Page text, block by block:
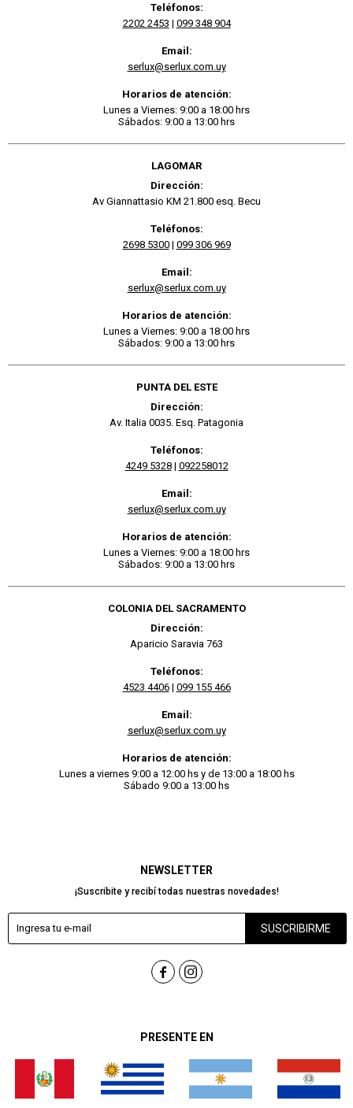
PRESENTE EN
NEWSLETTER
¡Suscribite y recibí todas nuestras novedades!
SUSCRIBIRME
 
Teléfonos:
2202 2453 | 099 348 904
Email:
serlux@serlux.com.uy
Horarios de atención:
Lunes a Viernes: 9:00 a 18:00 hrs
Sábados: 9:00 a 13:00 hrs
LAGOMAR
Dirección:
Av Giannattasio KM 21.800 esq. Becu
Teléfonos:
2698 5300| 099 306 969
Email:
serlux@serlux.com.uy
Horarios de atención:
Lunes a Viernes: 9:00 a 18:00 hrs
Sábados: 9:00 a 13:00 hrs
PUNTA DEL ESTE
Dirección:
Av. Italia 0035. Esq. Patagonia
Teléfonos:
4249 5328| 092258012
Email:
serlux@serlux.com.uy
Horarios de atención:
Lunes a Viernes: 9:00 a 18:00 hrs
Sábados: 9:00 a 13:00 hrs
COLONIA DEL SACRAMENTO
Dirección:
Aparicio Saravia 763
Teléfonos:
4523 4406| 099 155 466
Email:
serlux@serlux.com.uy
Horarios de atención:
Lunes a viernes 9:00 a 12:00 hs y de 13:00 a 18:00 hs
Sábado 9:00 a 13:00 hs